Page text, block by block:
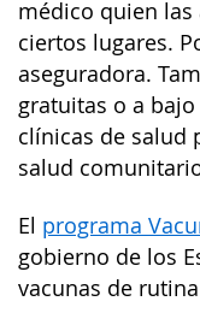
médico quien
ciertos lugares.
aseguradora.
gratuitas o a
clínicas de salud
salud
El programa
gobierno de los
vacunas de